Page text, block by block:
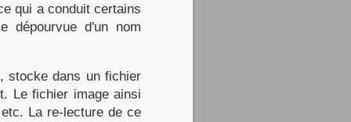
qui a conduit certains
dépourvue d'un nom
stocke dans un fichier
Le fichier image ainsi
La re-lecture de ce